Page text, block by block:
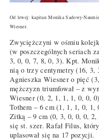
Od lewej: kapitan Monika Sadowy-
Wiesner.
Zwyciężczyni w ośmiu
(w poszczególnych seriach
3, 0, 0, 7, 8, 0, 3). Kpt.
nią o trzy centymetry (16, 3,
Agnieszka Wiesner o pięć
mężczyzn triumfował – z
Wiesner (0, 2, 1, 1, 1, 0, 0,
Tothem – 6 cm (1, 1, 1, 0,
Zitką – 9 cm (0, 3, 0, 0, 0,
się st. szer. Rafał Filus,
uplasował się na 17 pozycji.